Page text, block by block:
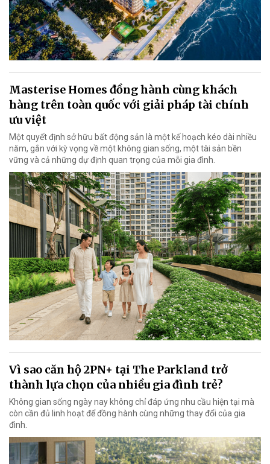
Masterise Homes đồng hành cùng khách
hàng trên toàn quốc với giải pháp tài chính
ưu việt
Một quyết định sở hữu bất động sản là một kế hoạch kéo dài nhiều
năm, gắn với kỳ vọng về một không gian sống, một tài sản bền
vững và cả những dự định quan trọng của mỗi gia đình.
Vì sao căn hộ 2PN+ tại The Parkland trở
thành lựa chọn của nhiều gia đình trẻ?
Không gian sống ngày nay không chỉ đáp ứng nhu cầu hiện tại mà
còn cần đủ linh hoạt để đồng hành cùng những thay đổi của gia
đình.